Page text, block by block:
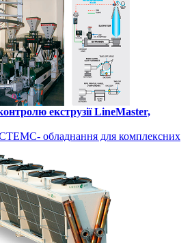
екструзії LineMaster,
обладнання для комплексних
з полімерів